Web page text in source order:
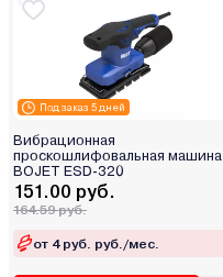
Под заказ 5 дней
Вибрационная
проскошлифовальная машина
BOJET ESD-320
151.00 руб.
164.59 руб.
от 4 руб. руб./мес.